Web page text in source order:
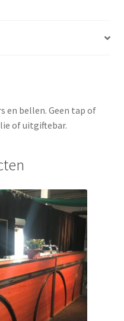
en bellen. Geen tap of
of uitgiftebar.